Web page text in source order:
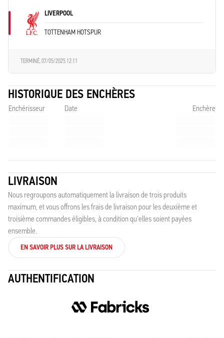
LIVERPOOL
TOTTENHAM HOTSPUR
TERMINÉ,07/05/2025 12:11
HISTORIQUE DES ENCHÈRES
Enchérisseur Date Enchère
LIVRAISON
Nous regroupons automatiquement la livraison de trois produits
maximum, et vous offrons les frais de livraison pour les deuxième et
troisième commandes éligibles, à condition qu'elles soient payées
ensemble.
EN SAVOIR PLUS SUR LA LIVRAISON
AUTHENTIFICATION